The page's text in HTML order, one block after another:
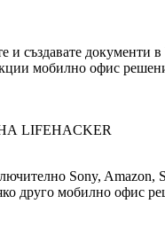
и създавате
мобилно офис
LIFEHACKER
Sony,
друго мобилно офис